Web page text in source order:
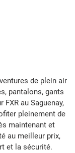
de plein air
pantalons, gants
au Saguenay,
pleinement de
maintenant et
au meilleur prix,
et la sécurité.